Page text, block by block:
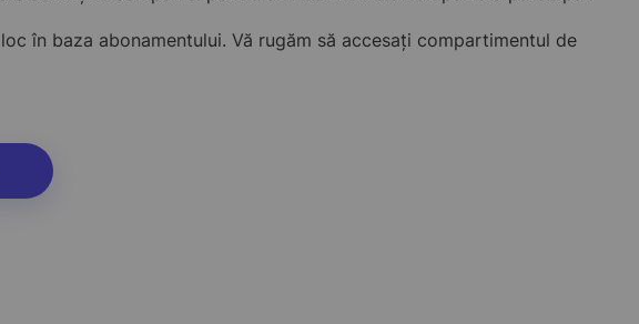
în baza abonamentului. Vă rugăm să accesați compartimentul de